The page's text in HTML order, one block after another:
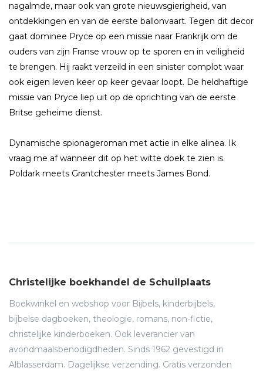
nagalmde, maar ook van grote nieuwsgierigheid, van
ontdekkingen en van de eerste ballonvaart. Tegen dit decor
gaat dominee Pryce op een missie naar Frankrijk om de
ouders van zijn Franse vrouw op te sporen en in veiligheid
te brengen. Hij raakt verzeild in een sinister complot waar
ook eigen leven keer op keer gevaar loopt. De heldhaftige
missie van Pryce liep uit op de oprichting van de eerste
Britse geheime dienst.
Dynamische spionageroman met actie in elke alinea. Ik
vraag me af wanneer dit op het witte doek te zien is.
Poldark meets Grantchester meets James Bond.
Christelijke boekhandel de Schuilplaats
Boekwinkel en webshop voor Bijbels, kinderbijbels,
bijbelse dagboeken, theologie, romans, non-fictie,
christelijke kinderboeken. Ook leverancier van
avondmaalsbenodigdheden. Sinds 1962 gevestigd in
Alblasserdam. Dagelijkse verzending. Gratis verzonden